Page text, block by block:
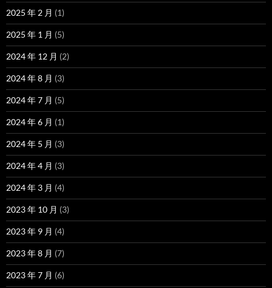
2025 年 2 月 (1)
2025 年 1 月 (5)
2024 年 12 月 (2)
2024 年 8 月 (3)
2024 年 7 月 (5)
2024 年 6 月 (1)
2024 年 5 月 (3)
2024 年 4 月 (3)
2024 年 3 月 (4)
2023 年 10 月 (3)
2023 年 9 月 (4)
2023 年 8 月 (7)
2023 年 7 月 (6)